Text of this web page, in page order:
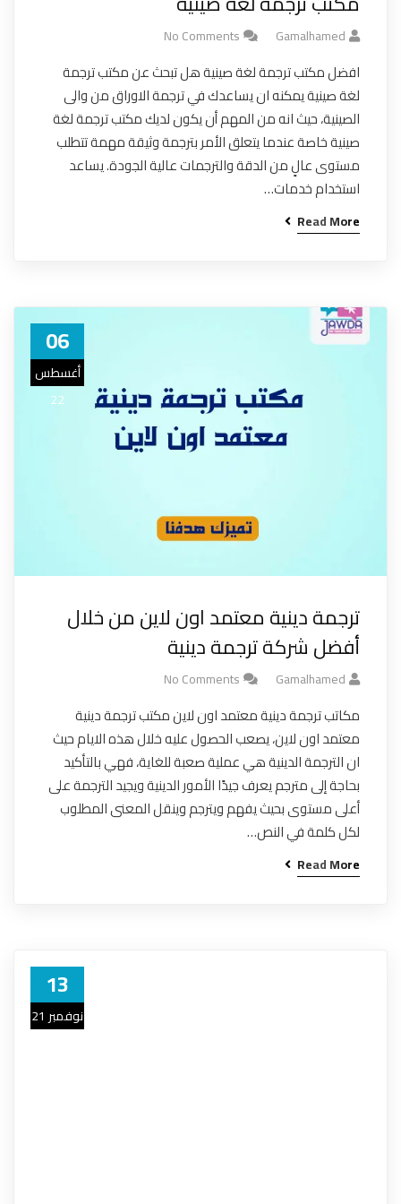
Gamalhamed
No Comments
افضل مكتب ترجمة لغة صينية هل تبحث عن مكتب ترجمة
لغة صينية يمكنه ان يساعدك في ترجمة الاوراق من والى
الصينية، حيث انه من المهم أن يكون لديك مكتب ترجمة لغة
صينية خاصة عندما يتعلق الأمر بترجمة وثيقة مهمة تتطلب
مستوى عالٍ من الدقة والترجمات عالية الجودة. يساعد
استخدام خدمات…
Read More
06
أغسطس
22
ترجمة دينية معتمد اون لاين من خلال
أفضل شركة ترجمة دينية
Gamalhamed
No Comments
مكاتب ترجمة دينية معتمد اون لاين مكتب ترجمة دينية
معتمد اون لاين، يصعب الحصول عليه خلال هذه الايام حيث
ان الترجمة الدينية هي عملية صعبة للغاية، فهي بالتأكيد
بحاجة إلى مترجم يعرف جيدًا الأمور الدينية ويجيد الترجمة على
أعلى مستوى بحيث يفهم ويترجم وينقل المعنى المطلوب
لكل كلمة في النص…
Read More
13
نوفمبر 21